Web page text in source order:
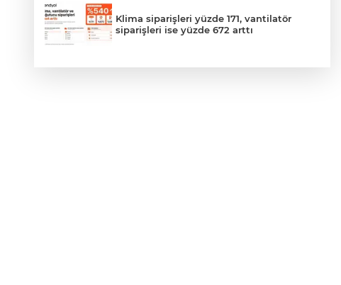
Klima siparişleri yüzde 171, vantilatör
siparişleri ise yüzde 672 arttı